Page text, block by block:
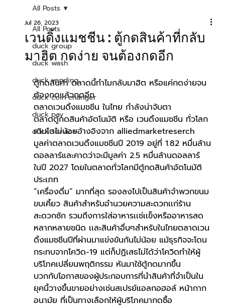
All Posts
duck group
duck wash
duck vending
duck coin changer
duck pay
duck service
All Posts
เวนดิ้งแมชชีน : ตู้กดสินค้าที่กลับ
มาฮิต กดง่าย จนต้องกดอีก
Jul 26, 2023
ตู้กดสินค้า ตลาดนี้ทำไมกลับมาฮิต หรือแค่กดง่ายจน
ต้องกดแล้วกดอีก
ตลาดเวนดิ้งแมชชีน ในไทย กำลังน่าจับตา
ตลาดตู้กดสินค้าอัตโนมัติ หรือ เวนดิ้งแมชชีน ทั่วโลก
เติบโตไม่น้อยอ้างอิงจาก alliedmarketreserch
มูลค่าตลาดเวนดิ้งแมชชีนปี 2019 อยู่ที่ 1.82 หมื่นล้าน
ดอลลาร์และคาดว่าจะมีมูลค่า 2.5 หมื่นล้านดอลลาร์
ในปี 2027 โดยในตลาดทั่วโลกมีตู้กดสินค้าอัตโนมัติ
ประเภท
“เครื่องดื่ม” มากที่สุด รองลงไปเป็นสินค้าจำพวกขนม
ขบเคี้ยว สินค้าสำหรับอำนวยความสะดวกเเก่ร้าน
สะดวกซัก รวมถึงการใส่อาหารเเช่เเข็งหรืออาหารสด
หลากหลายชนิด เเละสินค้าอื่นๆสำหรับในไทยตลาดเวน
ดิ้งแมชชีนปีที่ผ่านมาแข่งขันกันไม่น้อย แม้ธุรกิจจะโดน
กระทบจากโควิด-19 แต่ก็ปฏิเสธไม่ได้ว่าโควิดทำให้ผู้
บริโภคเปลี่ยนพฤติกรรม หันมาใช้ตู้กดมากขึ้น
บวกกับโอกาสของผู้ประกอบการที่นำสินค้าที่จำเป็นใน
ยุคนี้วางขึ้นขายอย่างเช่นสเปรย์แอลกอฮอล์ หน้ากาก
อนามัย ที่เป็นทางเลือกให้ผู้บริโภคมากดซื้อ